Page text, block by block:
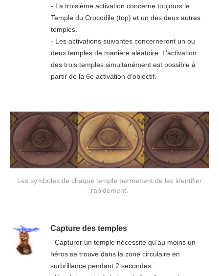
- La troisième activation concerne toujours le
Temple du Crocodile (top) et un des deux autres
temples.
- Les activations suivantes concerneront un ou
deux temples de manière aléatoire. L’activation
des trois temples simultanément est possible à
partir de la 6e activation d’objectif.
Les symboles de chaque temple permettent de les identifier
rapidement.
Capture des temples
- Capturer un temple nécessite qu’au moins un
héros se trouve dans la zone circulaire en
surbrillance pendant 2 secondes.